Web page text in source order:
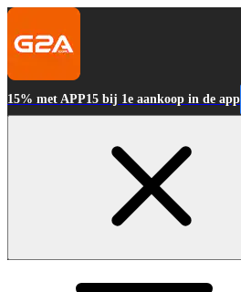
15% met APP15 bij 1e aankoop in de app